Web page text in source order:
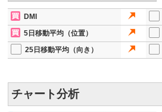
DMI
5日移動平均（位置）
25日移動平均（向き）
チャート分析